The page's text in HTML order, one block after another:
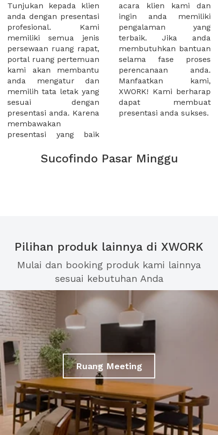
Tunjukan kepada klien
anda dengan presentasi
profesional. Kami
memiliki semua jenis
persewaan ruang rapat,
portal ruang pertemuan
kami akan membantu
anda mengatur dan
memilih tata letak yang
sesuai dengan
presentasi anda. Karena
membawakan
presentasi yang baik
acara klien kami dan
ingin anda memiliki
pengalaman yang
terbaik. Jika anda
membutuhkan bantuan
selama fase proses
perencanaan anda.
Manfaatkan kami,
XWORK! Kami berharap
dapat membuat
presentasi anda sukses.
Sucofindo Pasar Minggu
Pilihan produk lainnya di XWORK
Mulai dan booking produk kami lainnya
sesuai kebutuhan Anda
Ruang Meeting